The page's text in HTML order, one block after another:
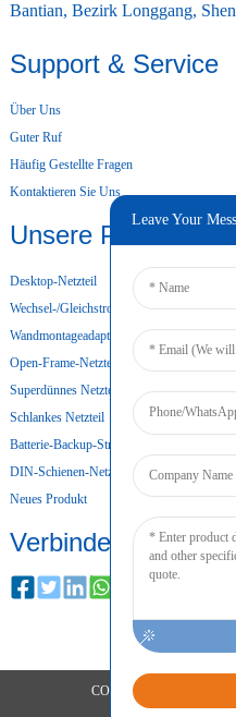
Bantian, Bezirk Longgang,
Support & Service
Über Uns
Guter Ruf
Häufig Gestellte Fragen
Kontaktieren Sie Uns
Unsere Produkte
Desktop-Netzteil
Wechsel-/Gleichstromversorgung
Wandmontageadapter
Open-Frame-Netzteil
Superdünnes Netzteil
Schlankes Netzteil
Batterie-Backup-Stromversorgung
DIN-Schienen-Netzteil
Neues Produkt
Verbinden
COPYRIGHT © 2024
SITEMAP
Leave Your